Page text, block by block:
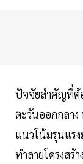
ปัจจัยสำคัญที่ต้
ตะวันออกกลา
แนวโน้มรุนแร
ทำลายโครงสร้